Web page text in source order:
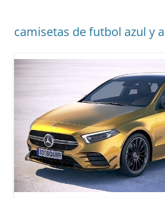
camisetas de futbol azul y